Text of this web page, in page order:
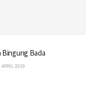
Bingung Bada
APRIL 2019